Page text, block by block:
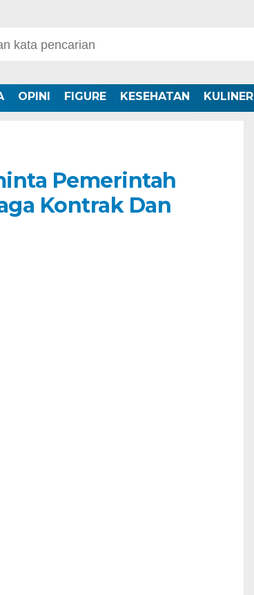
OPINI FIGURE KESEHATAN KULINER
Pemerintah
Kontrak Dan